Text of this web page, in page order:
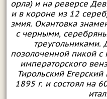
орла) и на реверсе
и в короне из 12
змия. Окантовка
с черными,
треугольниками.
позолоченной пикой
императорского
Тирольский
1895 г. и состоял на